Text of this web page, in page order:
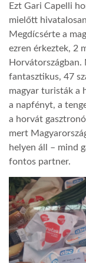
Ezt Gari Capelli
mielőtt
Megdícsérte a
ezren érkeztek, 2
fantasztikus, 47
magyar turisták a
a napfényt, a
a horvát
mert
helyen áll – mind
fontos partner.